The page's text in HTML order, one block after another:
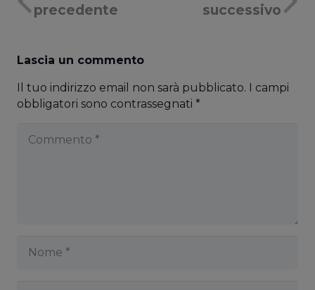
precedente
successivo
Lascia un commento
Il tuo indirizzo email non sarà pubblicato. I campi
obbligatori sono contrassegnati *